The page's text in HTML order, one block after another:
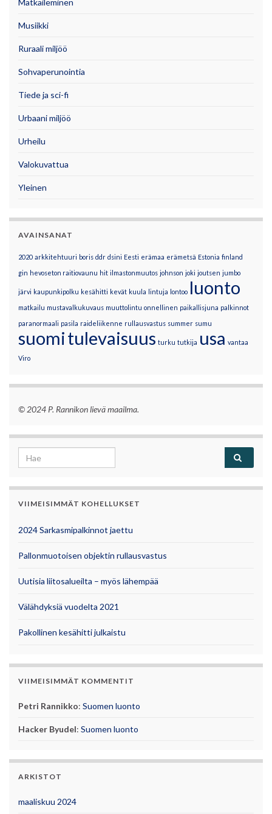
Matkaileminen
Musiikki
Ruraali miljöö
Sohvaperunointia
Tiede ja sci-fi
Urbaani miljöö
Urheilu
Valokuvattua
Yleinen
AVAINSANAT
2020 arkkitehtuuri boris ddr dsini Eesti erämaa erämetsä Estonia finland
gin hevoseton raitiovaunu hit ilmastonmuutos johnson joki joutsen jumbo
järvi kaupunkipolku kesähitti kevät kuula lintuja lontoo luonto
matkailu mustavalkukuvaus muuttolintu onnellinen paikallisjuna palkinnot
paranormaali pasila raideliikenne rullausvastus summer sumu
suomitulevaisuus turku tutkija usa vantaa
Viro
© 2024 P. Rannikon lievä maailma.
Search for:
VIIMEISIMMÄT KOHELLUKSET
2024 Sarkasmipalkinnot jaettu
Pallonmuotoisen objektin rullausvastus
Uutisia liitosalueilta – myös lähempää
Välähdyksiä vuodelta 2021
Pakollinen kesähitti julkaistu
VIIMEISIMMÄT KOMMENTIT
Petri Rannikko: Suomen luonto
Hacker Byudel: Suomen luonto
ARKISTOT
maaliskuu 2024